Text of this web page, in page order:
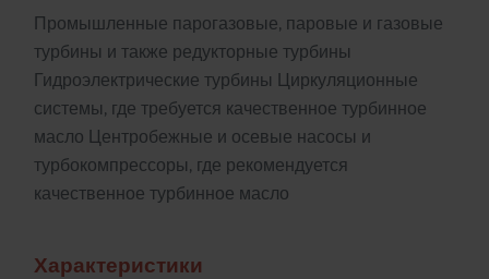
Промышленные парогазовые, паровые и газовые
турбины и также редукторные турбины
Гидроэлектрические турбины Циркуляционные
системы, где требуется качественное турбинное
масло Центробежные и осевые насосы и
турбокомпрессоры, где рекомендуется
качественное турбинное масло
Характеристики